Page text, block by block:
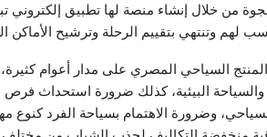
من خلال إنشاء منصة لها تطبيق إلكتروني
لهم وتنتهي بتقييم الرحلة وترشيح الأماكن
السياحي المصري على مدار أعوام
البيئية، كذلك ضرورة استحداث
وضرورة الاهتمام بسياحة الفرد كنوع